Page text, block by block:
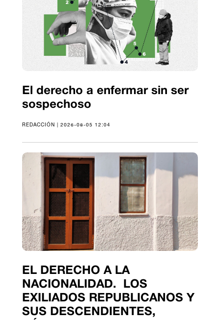
El derecho a enfermar sin ser
sospechoso
REDACCIÓN | 2026-08-05 12:04
EL DERECHO A LA
NACIONALIDAD. LOS
EXILIADOS REPUBLICANOS Y
SUS DESCENDIENTES,